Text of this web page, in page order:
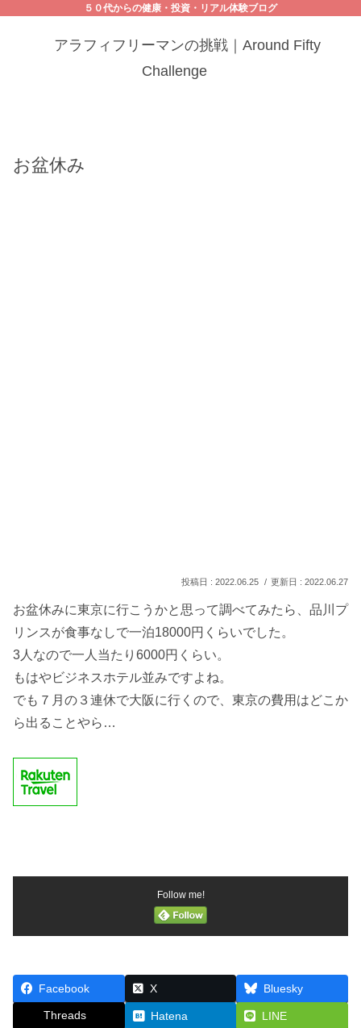
５０代からの健康・投資・リアル体験ブログ
アラフィフリーマンの挑戦｜Around Fifty
Challenge
お盆休み
2022.06.25 2022.06.27
お盆休みに東京に行こうかと思って調べてみたら、品川プ
リンスが食事なしで一泊18000円くらいでした。
3人なので一人当たり6000円くらい。
もはやビジネスホテル並みですよね。
でも７月の３連休で大阪に行くので、東京の費用はどこか
ら出ることやら…
Follow me!
Facebook X Bluesky
Threads Hatena LINE